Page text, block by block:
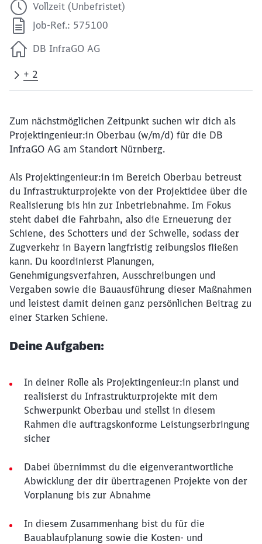
Vollzeit (Unbefristet)
Job-Ref.: 575100
DB InfraGO AG
+ 2
Zum nächstmöglichen Zeitpunkt suchen wir dich als
Projektingenieur:in Oberbau (w/m/d) für die DB
InfraGO AG am Standort Nürnberg.
Als Projektingenieur:in im Bereich Oberbau betreust
du Infrastrukturprojekte von der Projektidee über die
Realisierung bis hin zur Inbetriebnahme. Im Fokus
steht dabei die Fahrbahn, also die Erneuerung der
Schiene, des Schotters und der Schwelle, sodass der
Zugverkehr in Bayern langfristig reibungslos fließen
kann. Du koordinierst Planungen,
Genehmigungsverfahren, Ausschreibungen und
Vergaben sowie die Bauausführung dieser Maßnahmen
und leistest damit deinen ganz persönlichen Beitrag zu
einer Starken Schiene.
Deine Aufgaben:
In deiner Rolle als Projektingenieur:in planst und
realisierst du Infrastrukturprojekte mit dem
Schwerpunkt Oberbau und stellst in diesem
Rahmen die auftragskonforme Leistungserbringung
sicher
Dabei übernimmst du die eigenverantwortliche
Abwicklung der dir übertragenen Projekte von der
Vorplanung bis zur Abnahme
In diesem Zusammenhang bist du für die
Bauablaufplanung sowie die Kosten- und